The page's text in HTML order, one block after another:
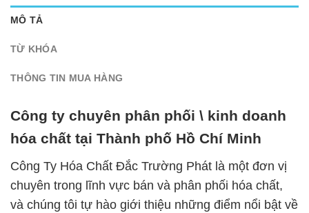
MÔ TẢ
TỪ KHÓA
THÔNG TIN MUA HÀNG
Công ty chuyên phân phối \ kinh doanh
hóa chất tại Thành phố Hồ Chí Minh
Công Ty Hóa Chất Đắc Trường Phát là một đơn vị
chuyên trong lĩnh vực bán và phân phối hóa chất,
và chúng tôi tự hào giới thiệu những điểm nổi bật về